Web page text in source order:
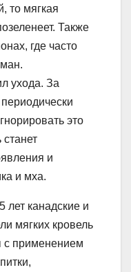
то мягкая
Также
где часто
ухода. За
это
и
и мха.
лет канадские и
мягких кровель
с применением